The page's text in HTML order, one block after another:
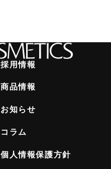
採用情報
商品情報
お知らせ
コラム
個人情報保護方針